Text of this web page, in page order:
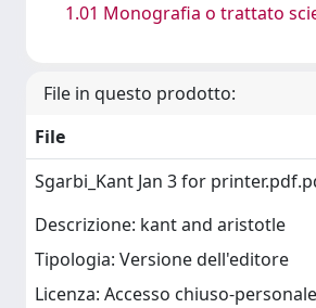
1.01 Monografia o trattato
File in questo prodotto:
File
Sgarbi_Kant Jan 3 for
Descrizione: kant and aristotle
Tipologia: Versione dell'editore
Licenza: Accesso chiuso-personale